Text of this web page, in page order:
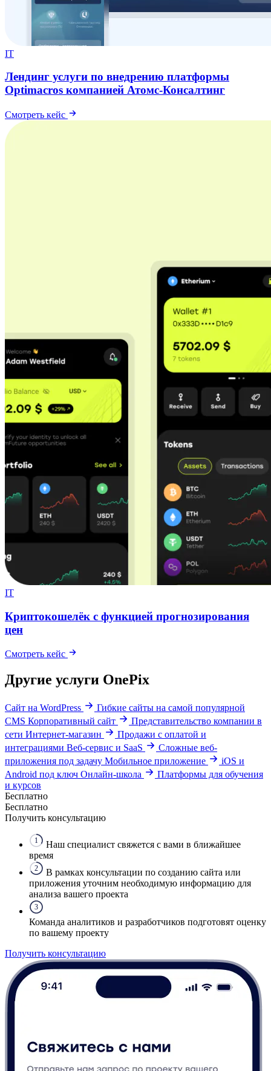
IT
Лендинг услуги по внедрению платформы
Optimacros компанией Атомс-Консалтинг
Смотреть кейс
IT
Криптокошелёк с функцией прогнозирования
цен
Смотреть кейс
Другие услуги OnePix
Сайт на WordPress
Гибкие сайты на самой популярной
CMS Корпоративный сайт
Представительство компании в
сети Интернет-магазин
Продажи с оплатой и
интеграциями Веб-сервис и SaaS
Сложные веб-
приложения под задачу Мобильное приложение
iOS и
Android под ключ Онлайн-школа
Платформы для обучения
и курсов
Бесплатно
Бесплатно
Получить консультацию
1
Наш специалист свяжется с вами в ближайшее
время
2
В рамках консультации по созданию сайта или
приложения уточним необходимую информацию для
анализа вашего проекта
3
Команда аналитиков и разработчиков подготовят оценку
по вашему проекту
Получить консультацию